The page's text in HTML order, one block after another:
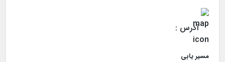
آدرس :
مسیر یابی